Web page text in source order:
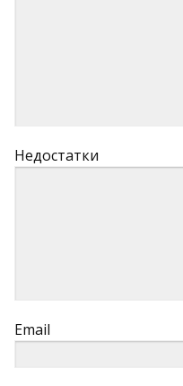
Недостатки
Email